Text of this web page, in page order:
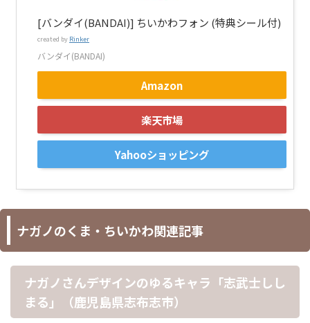
[バンダイ(BANDAI)] ちいかわフォン (特典シール付)
created by Rinker
バンダイ(BANDAI)
Amazon
楽天市場
Yahooショッピング
ナガノのくま・ちいかわ関連記事
ナガノさんデザインのゆるキャラ「志武士しし
まる」（鹿児島県志布志市）